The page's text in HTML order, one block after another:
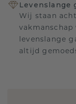
Levenslange
Wij staan
vakmanschap
levenslange
altijd